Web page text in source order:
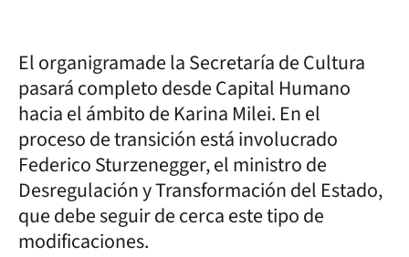
El organigramade la Secretaría de Cultura
pasará completo desde Capital Humano
hacia el ámbito de Karina Milei. En el
proceso de transición está involucrado
Federico Sturzenegger, el ministro de
Desregulación y Transformación del Estado,
que debe seguir de cerca este tipo de
modificaciones.